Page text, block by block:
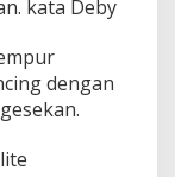
kata Deby
dengan